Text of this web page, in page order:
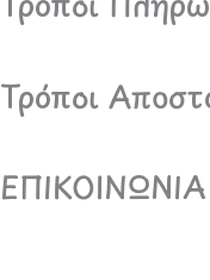
Τρόποι
ΕΠΙΚΟΙΝΩΝΙΑ